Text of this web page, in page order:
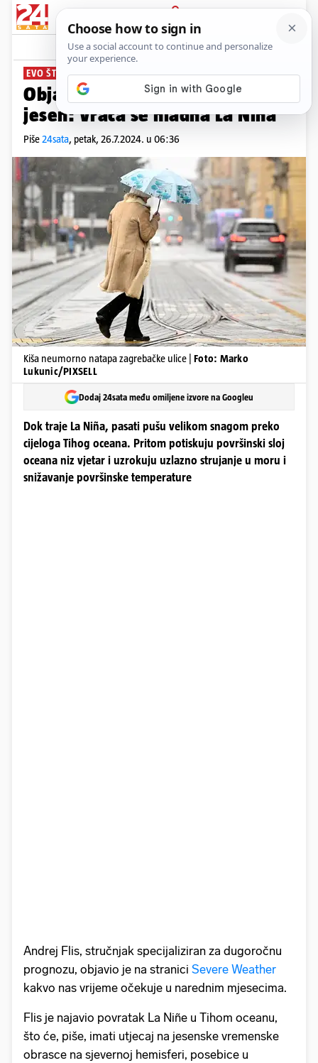
PRIJAVA
News Komentari
EVO ŠTO NAS ĆEKA
Objavili su veliku prognozu za
jesen: Vraća se hladna La Niña
Piše24sata, petak, 26.7.2024. u 06:36
Kiša neumorno natapa zagrebačke ulice | Foto: Marko
Lukunic/PIXSELL
Dodaj 24sata među omiljene izvore na Googleu
Dok traje La Niña, pasati pušu velikom snagom preko
cijeloga Tihog oceana. Pritom potiskuju površinski sloj
oceana niz vjetar i uzrokuju uzlazno strujanje u moru i
snižavanje površinske temperature
Andrej Flis, stručnjak specijaliziran za dugoročnu
prognozu, objavio je na stranici Severe Weather
kakvo nas vrijeme očekuje u narednim mjesecima.
Flis je najavio povratak La Niñe u Tihom oceanu,
što će, piše, imati utjecaj na jesenske vremenske
obrasce na sjevernoj hemisferi, posebice u